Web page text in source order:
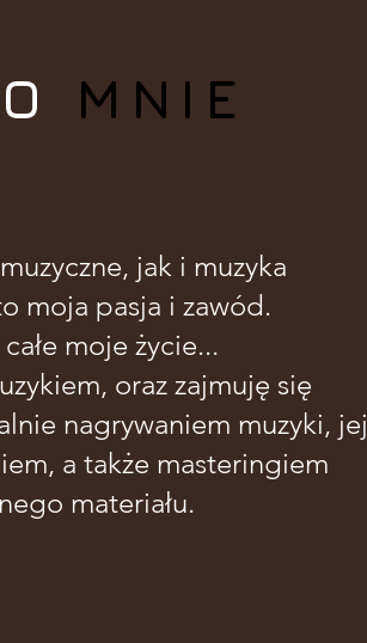
O MNIE
jak i muzyka
moja pasja i zawód.
moje życie...
oraz zajmuję się
nagrywaniem muzyki, jej
a także masteringiem
materiału.